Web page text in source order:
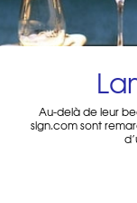
Au-delà de leur
sign.com sont
avec des
verre soufflé,